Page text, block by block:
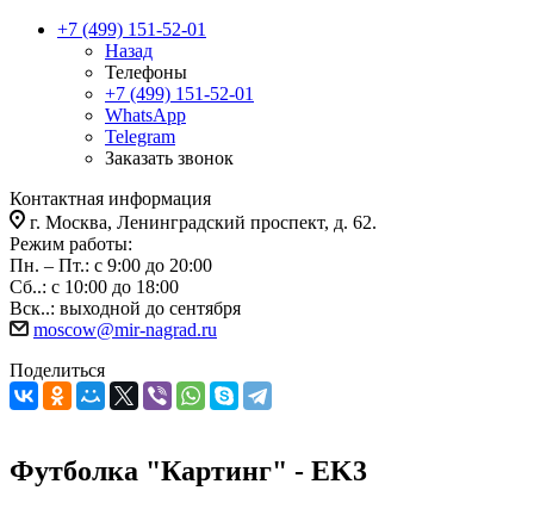
+7 (499) 151-52-01
Назад
Телефоны
+7 (499) 151-52-01
WhatsApp
Telegram
Заказать звонок
Контактная информация
г. Москва, Ленинградский проспект, д. 62.
Режим работы:
Пн. – Пт.: с 9:00 до 20:00
Сб..: с 10:00 до 18:00
Вск..: выходной до сентября
moscow@mir-nagrad.ru
Поделиться
Футболка "Картинг" - EK3